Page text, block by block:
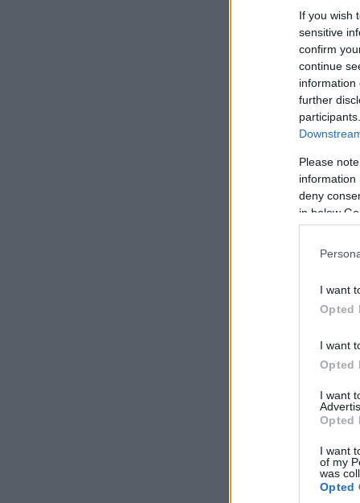
If you wish
sensitive
confirm
continue
information
further
Please
information
deny
in below
I want
Opted
I want
Opted
I want
Opted
I want
of my
was
Opted